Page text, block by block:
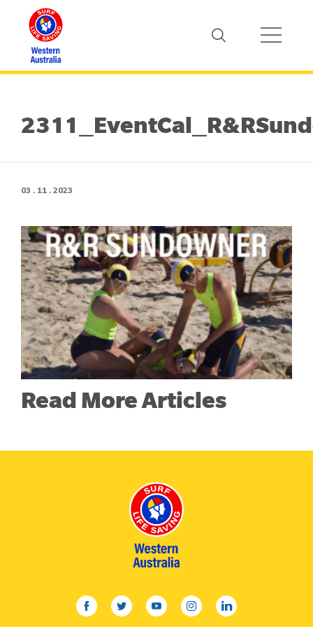
03 . 11 . 2023
Read More Articles
facebooktwitteryoutubeinstagramlinkedin